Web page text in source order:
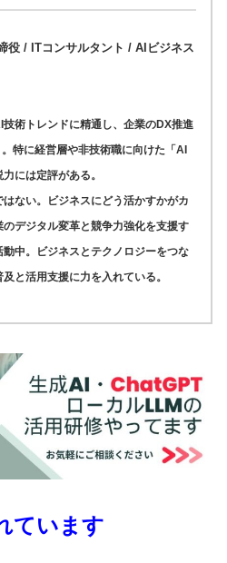
役 / ITコンサルタント / AIビジネス
術トレンドに精通し、企業のDX推進
特に経営層や非技術職に向けた「AI
には定評がある。
はない。ビジネスにどう活かすかがカ
デジタル変革と競争力強化を支援す
中。ビジネスとテクノロジーをつな
と活用支援に力を入れている。
ています